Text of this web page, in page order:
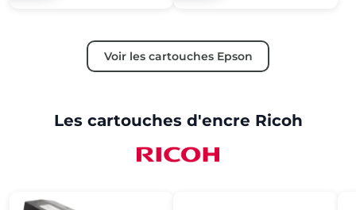
Voir les cartouches Epson
Les cartouches d'encre Ricoh